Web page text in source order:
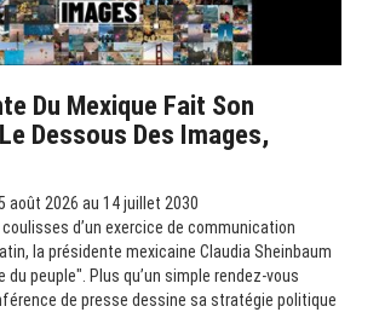
Du Mexique Fait Son
Dessous Des Images,
août 2026 au 14 juillet 2030
d’un exercice de communication
la présidente mexicaine Claudia Sheinbaum
du peuple". Plus qu’un simple rendez-vous
de presse dessine sa stratégie politique